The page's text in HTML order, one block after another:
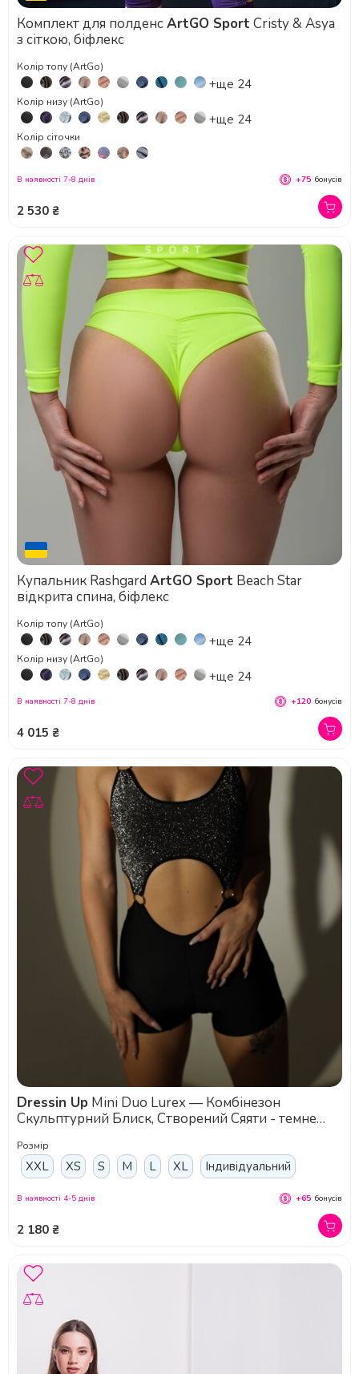
Комплект для полденсArtGO Sport Cristy & Asya
з сіткою, біфлекс
Колір топу (ArtGo)
+ще 24
Колір низу (ArtGo)
+ще 24
Колір сіточки
2 530 ₴
В наявності 7-8 днів +75 бонусів
Купальник Rashgard ArtGO Sport Beach Star
відкрита спина, біфлекс
Колір топу (ArtGo)
+ще 24
Колір низу (ArtGo)
+ще 24
4 015 ₴
В наявності 7-8 днів +120 бонусів
Dressin Up
Скульптурний Блиск, Створений Сяяти - темне
Розмір
XXL XS S M L XL Індивідуальний
2 180 ₴
В наявності 4-5 днів +65 бонусів